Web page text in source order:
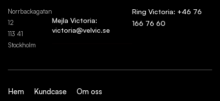
Norrbackagatan
12
113 41
Stockholm
Mejla Victoria:
victoria@velvic.se
Ring Victoria: +46 76
166 76 60
Hem Kundcase Om oss